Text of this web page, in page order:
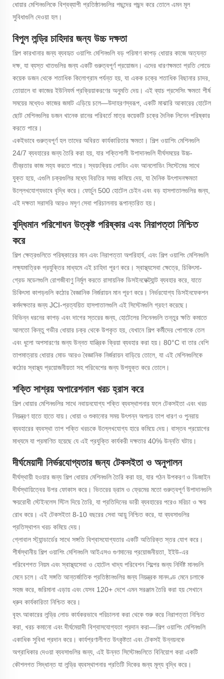
ধোয়ার মেশিনগুলিকে বিশ্বব্যাপী প্রতিষ্ঠানগুলির পছন্দের পছন্দ করে তোলে এমন মূল
সুবিধাগুলি দেওয়া হল।
বিপুল লন্ড্রি চাহিদার জন্য উচ্চ দক্ষতা
শিল্প কারখানার জন্য ব্যবহৃত ওয়াশিং মেশিনগুলি বড় পরিমাণ কাপড় ধোয়ার কাজে অত্যন্ত
দক্ষ, যা ব্যস্ত খাতগুলির জন্য একটি গুরুত্বপূর্ণ প্রয়োজন। এদের ধারণক্ষমতা প্রতি লোডে
কয়েক ডজন থেকে শতাধিক কিলোগ্রাম পর্যন্ত হয়, যা একক চক্রে শতাধিক বিছানার চাদর,
তোয়ালে বা কাজের ইউনিফর্ম প্রক্রিয়াকরণের অনুমতি দেয়। এই ব্যাচ প্রসেসিং ক্ষমতা শীর্ষ
সময়ের মধ্যেও কাজের জমাট এড়িয়ে চলে—উদাহরণস্বরূপ, একটি মাঝারি আকারের হোটেল
ছোট মেশিনগুলির ডজন খানেক রানের পরিবর্তে মাত্র কয়েকটি চক্রে দৈনিক লিনেন পরিষ্কার
করতে পারে।
একইভাবে গুরুত্বপূর্ণ হল তাদের অবিরত কার্যকারিতার ক্ষমতা। শিল্প ওয়াশিং মেশিনগুলি
24/7 ব্যবহারের জন্য তৈরি করা হয়, যার শক্তিশালী উপাদানগুলি দীর্ঘসময়ের উচ্চ-
তীব্রতার কাজ সহ্য করতে পারে। স্বয়ংক্রিয় লোডিং এবং আনলোডিং সিস্টেমের সাথে
যুক্ত হয়ে, এগুলি চক্রগুলির মধ্যে বিরতির সময় কমিয়ে দেয়, যা দৈনিক উৎপাদনক্ষমতা
উল্লেখযোগ্যভাবে বৃদ্ধি করে। ফোর্চুন 500 হোটেল চেইন এবং বড় হাসপাতালগুলির জন্য,
এই দক্ষতা সরাসরি আরও মসৃণ সেবা পরিচালনায় রূপান্তরিত হয়।
বুদ্ধিমান পরিশোধন উত্কৃষ্ট পরিষ্কার এবং নিরাপত্তা নিশ্চিত
করে
শিল্প ক্ষেত্রগুলিতে পরিষ্কারের মান এবং নিরাপত্তা অপরিহার্য, এবং শিল্প ওয়াশিং মেশিনগুলি
লক্ষ্যমাত্রিক প্রযুক্তির মাধ্যমে এই চাহিদা পূরণ করে। স্বাস্থ্যসেবা ক্ষেত্রে, চিকিৎসা-
গ্রেড মডেলগুলি রোগজীবাণু নির্মূল করতে রাসায়নিক ডিসইনফেক্ট্যান্ট ব্যবহার করে, যাতে
চিকিৎসা কাপড়গুলি কঠোর বৈজ্ঞানিক নির্জরায়ন মান পূরণ করে। নির্ভরযোগ্য ডিসইনফেকশন
কর্মদক্ষতার জন্য JCI-প্রত্যয়িত হাসপাতালগুলি এই সিস্টেমগুলি গ্রহণ করেছে।
বিভিন্ন ধরনের কাপড় এবং দাগের স্তরের জন্য, হোটেলের লিনেনগুলি তন্তুর ক্ষতি কমাতে
আলতো কিন্তু গভীর ধোয়ার চক্র থেকে উপকৃত হয়, যেখানে শিল্প কর্মীদের পোশাকে তেল
এবং ধুলো অপসারণের জন্য উন্নত যান্ত্রিক ক্রিয়া ব্যবহার করা হয়। 80°C বা তার বেশি
তাপমাত্রায় ধোয়ার মোড আরও বৈজ্ঞানিক নির্জরায়ন বাড়িয়ে তোলে, যা এই মেশিনগুলিকে
কঠোর স্বাস্থ্য প্রয়োজনীয়তা সহ পরিবেশের জন্য উপযুক্ত করে তোলে।
শক্তি সাশ্রয় অপারেশনাল খরচ হ্রাস করে
শিল্প ধোয়ার মেশিনগুলির সাথে নবায়নযোগ্য শক্তি ব্যবস্থাপনার ফলে টেকসইতা এবং খরচ
নিয়ন্ত্রণ হাতে হাতে যায়। ধোয়া ও শুকানোর সময় উৎপন্ন অপচয় তাপ ধারণ ও পুনরায়
ব্যবহারের ব্যবস্থা তাপ শক্তি খরচকে উল্লেখযোগ্য হারে কমিয়ে দেয়। বাস্তব প্রয়োগের
মাধ্যমে যা প্রমাণিত হয়েছে যে এই প্রযুক্তি কার্যকরী দক্ষতার 40% উন্নতি ঘটায়।
দীর্ঘমেয়াদী নির্ভরযোগ্যতার জন্য টেকসইতা ও অনুপালন
দীর্ঘস্থায়ী হওয়ার জন্য শিল্প ধোয়ার মেশিনগুলি তৈরি করা হয়, যার গঠন উপকরণ ও ডিজাইন
দীর্ঘস্থায়িত্বের উপর ফোকাস করে। ভিতরের ড্রাম ও ফ্রেমের মতো গুরুত্বপূর্ণ উপাদানগুলি
ক্ষয়রোধী স্টেইনলেস স্টিল দিয়ে তৈরি, যা প্রতিদিনের ভারী ব্যবহারের পরেও মরিচা ও ক্ষয়
রোধ করে। এই টেকসইতা 8-10 বছরের সেবা আয়ু নিশ্চিত করে, যা ব্যবসাগুলির
প্রতিস্থাপন খরচ কমিয়ে দেয়।
গ্লোবাল স্ট্যান্ডার্ডের সাথে সঙ্গতি বিশ্বাসযোগ্যতার একটি অতিরিক্ত স্তর যোগ করে।
শীর্ষস্থানীয় শিল্প ওয়াশিং মেশিনগুলি আইএসও গুণমানের প্রয়োজনীয়তা, ইইউ-এর
পরিবেশগত নিয়ম এবং স্বাস্থ্যসেবা ও হোটেল খাদ্য পরিবেশন শিল্পের জন্য নির্দিষ্ট মানগুলি
মেনে চলে। এই সঙ্গতি আন্তর্জাতিক প্রতিষ্ঠানগুলির জন্য নিয়ন্ত্রক মানদণ্ড মেনে চলাকে
সহজ করে, জরিমানা এড়ায় এবং যেসব 120+ দেশে এমন সরঞ্জাম তৈরি করা হয় সেখানে
ধ্রুব কার্যকারিতা নিশ্চিত করে।
বৃহৎ আকারের লন্ড্রি লোড কার্যকরভাবে পরিচালনা করা থেকে শুরু করে নিরাপত্তা নিশ্চিত
করা, খরচ কমানো এবং দীর্ঘমেয়াদী বিশ্বাসযোগ্যতা প্রদান করা—শিল্প ওয়াশিং মেশিনগুলি
একাধিক সুবিধা প্রদান করে। কার্যপ্রণালীগত উৎকৃষ্টতা এবং টেকসই উন্নয়নকে
অগ্রাধিকার দেওয়া ব্যবসাগুলির জন্য, এই উন্নত সিস্টেমগুলিতে বিনিয়োগ করা একটি
কৌশলগত সিদ্ধান্ত যা লন্ড্রি ব্যবস্থাপনার প্রতিটি দিকের জন্য মূল্য বৃদ্ধি করে।